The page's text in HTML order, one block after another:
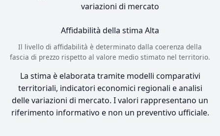
variazioni di mercato
Affidabilità della stima Alta
Il livello di affidabilità è determinato dalla coerenza della
fascia di prezzo rispetto al valore medio stimato nel territorio.
La stima è elaborata tramite modelli comparativi
territoriali, indicatori economici regionali e analisi
delle variazioni di mercato. I valori rappresentano un
riferimento informativo e non un preventivo ufficiale.